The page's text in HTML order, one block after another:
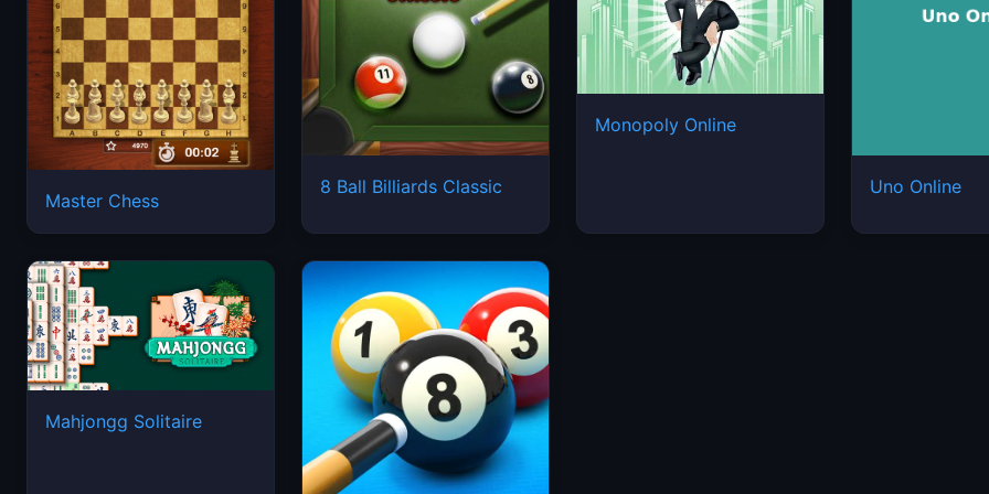
Master Chess
8 Ball Billiards Classic
Monopoly Online
Uno Online
Mahjongg Solitaire